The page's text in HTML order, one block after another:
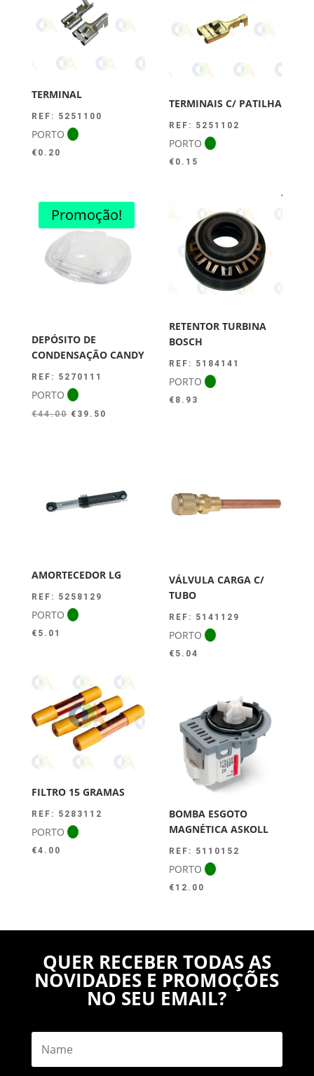
TERMINAL
REF: 5251100
PORTO
€ 0.20
TERMINAIS C/ PATILHA
REF: 5251102
PORTO
€ 0.15
Promoção!
DEPÓSITO DE
CONDENSAÇÃO CANDY
REF: 5270111
PORTO
€44.00 O
€ 39.50
RETENTOR TURBINA
BOSCH
REF: 5184141
PORTO
€ 8.93
AMORTECEDOR LG
REF: 5258129
PORTO
€ 5.01
VÁLVULA CARGA C/
TUBO
REF: 5141129
PORTO
€ 5.04
FILTRO 15 GRAMAS
REF: 5283112
PORTO
€4.00
BOMBA ESGOTO
MAGNÉTICA ASKOLL
REF: 5110152
PORTO
€ 12.00
QUER RECEBER TODAS AS
NOVIDADES E PROMOÇÕES
NO SEU EMAIL?